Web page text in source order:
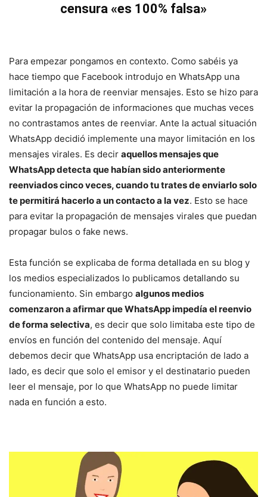
censura «es 100% falsa»
Para empezar pongamos en contexto. Como sabéis ya
hace tiempo que Facebook introdujo en WhatsApp una
limitación a la hora de reenviar mensajes. Esto se hizo para
evitar la propagación de informaciones que muchas veces
no contrastamos antes de reenviar. Ante la actual situación
WhatsApp decidió implemente una mayor limitación en los
mensajes virales. Es decir aquellos mensajes que
WhatsApp detecta que habían sido anteriormente
reenviados cinco veces, cuando tu trates de enviarlo solo
te permitirá hacerlo a un contacto a la vez. Esto se hace
para evitar la propagación de mensajes virales que puedan
propagar bulos o fake news.
Esta función se explicaba de forma detallada en su blog y
los medios especializados lo publicamos detallando su
funcionamiento. Sin embargo algunos medios
comenzaron a afirmar que WhatsApp impedía el reenvio
de forma selectiva, es decir que solo limitaba este tipo de
envíos en función del contenido del mensaje. Aquí
debemos decir que WhatsApp usa encriptación de lado a
lado, es decir que solo el emisor y el destinatario pueden
leer el mensaje, por lo que WhatsApp no puede limitar
nada en función a esto.